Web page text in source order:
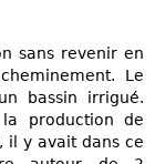
sans revenir en
Le
bassin irrigué.
production de
il y avait dans ce